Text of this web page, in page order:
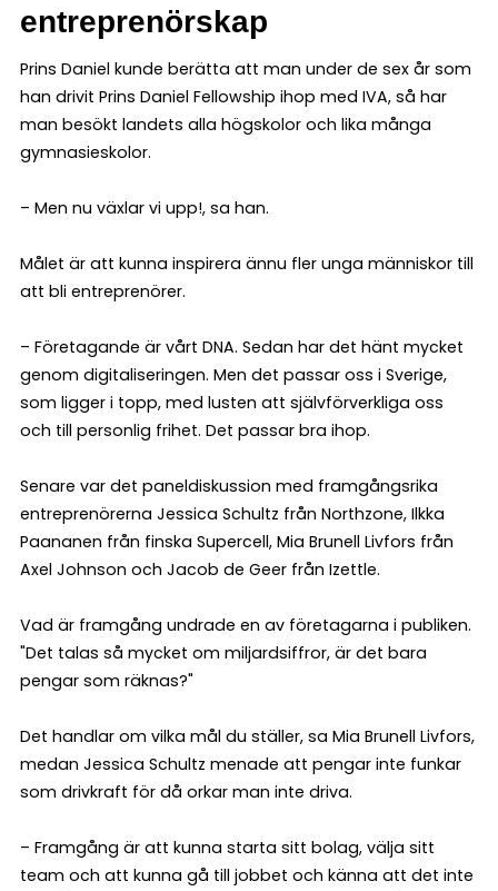
entreprenörskap
Prins Daniel kunde berätta att man under de sex år som
han drivit Prins Daniel Fellowship ihop med IVA, så har
man besökt landets alla högskolor och lika många
gymnasieskolor.
– Men nu växlar vi upp!, sa han.
Målet är att kunna inspirera ännu fler unga människor till
att bli entreprenörer.
– Företagande är vårt DNA. Sedan har det hänt mycket
genom digitaliseringen. Men det passar oss i Sverige,
som ligger i topp, med lusten att självförverkliga oss
och till personlig frihet. Det passar bra ihop.
Senare var det paneldiskussion med framgångsrika
entreprenörerna Jessica Schultz från Northzone, Ilkka
Paananen från finska Supercell, Mia Brunell Livfors från
Axel Johnson och Jacob de Geer från Izettle.
Vad är framgång undrade en av företagarna i publiken.
"Det talas så mycket om miljardsiffror, är det bara
pengar som räknas?"
Det handlar om vilka mål du ställer, sa Mia Brunell Livfors,
medan Jessica Schultz menade att pengar inte funkar
som drivkraft för då orkar man inte driva.
– Framgång är att kunna starta sitt bolag, välja sitt
team och att kunna gå till jobbet och känna att det inte